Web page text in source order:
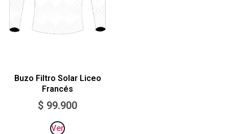
Buzo Filtro Solar Liceo
Francés
$ 99.900
Ver